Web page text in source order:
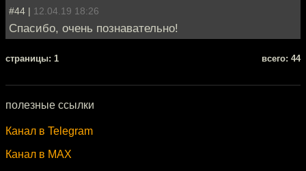
#44 | 12.04.19 18:26
Спасибо, очень познавательно!
cтраницы: 1 всего: 44
полезные ссылки
Канал в Telegram
Канал в MAX